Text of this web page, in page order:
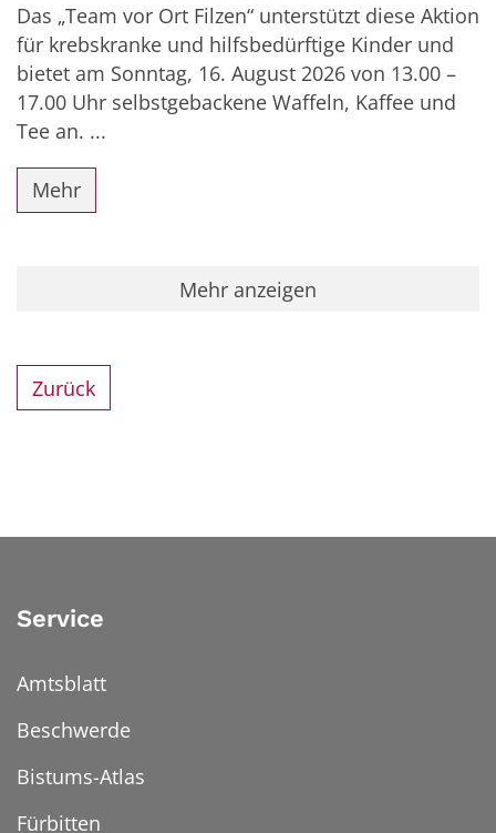
Das „Team vor Ort Filzen“ unterstützt diese Aktion
für krebskranke und hilfsbedürftige Kinder und
bietet am Sonntag, 16. August 2026 von 13.00 –
17.00 Uhr selbstgebackene Waffeln, Kaffee und
Tee an. ...
Mehr
Mehr anzeigen
Zurück
Service
Amtsblatt
Beschwerde
Bistums-Atlas
Fürbitten